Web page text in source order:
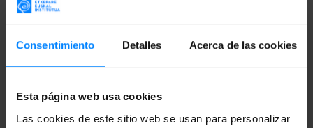
Consentimiento Detalles Acerca de las cookies
Esta página web usa cookies
Las cookies de este sitio web se usan para personalizar
Fotografía: Pedro J. Oiarzabal en el acto de presentación
de la Cátedra Jon Bilbao
Ya está en marchaMemoria Bizia, Proyecto sobre el
Patrimonio Vivo de la Diáspora Vasca, 2014-16.Estados